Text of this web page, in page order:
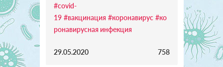
#covid-
19 #вакцинация #коронавирус #ко
ронавирусная инфекция
29.05.2020 758